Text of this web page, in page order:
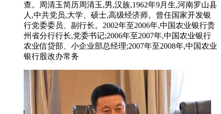
查。周清玉简历周清玉,男,汉族,1962年9月生,河南罗山县
人,中共党员,大学、硕士,高级经济师。曾任国家开发银
行党委委员、副行长。2002年至2006年,中国农业银行贵
州省分行行长,党委书记;2006年至2007年,中国农业银行
农业信贷部、小企业部总经理;2007年至2008年,中国农业
银行股改办常务